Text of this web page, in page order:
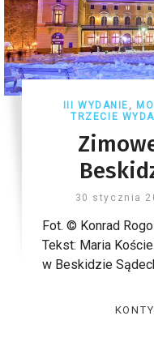
III WYDANIE ,
TRZECIE
30 stycznia
Fot. © Konrad
Tekst: Maria
w Beskidzie